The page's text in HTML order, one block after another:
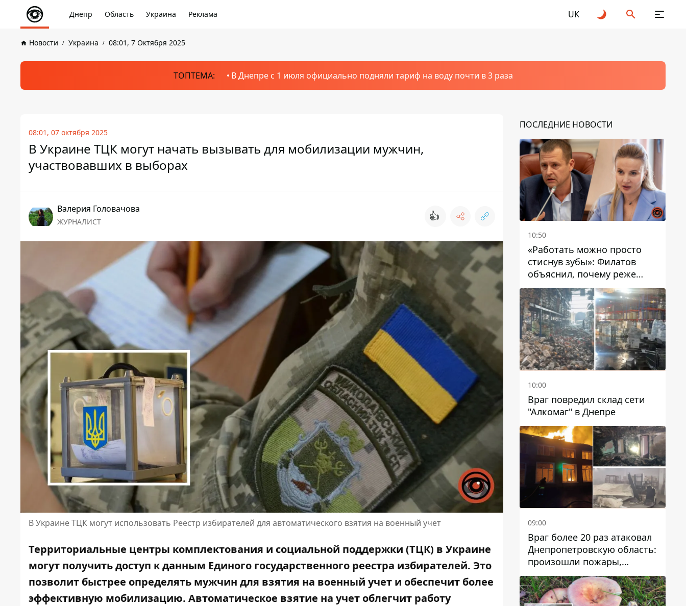
Днепр Область Украина Реклама UK
Новости Украина 08:01, 7 Октября 2025
ТОПТЕМА: В Днепре с 1 июля официально подняли тариф на воду почти в 3 раза
08:01, 07 октября 2025
В Украине ТЦК могут начать вызывать для мобилизации мужчин,
участвовавших в выборах
Валерия Головачова
ЖУРНАЛИСТ 👍
В Украине ТЦК могут использовать Реестр избирателей для автоматического взятия на военный учет
Территориальные центры комплектования и социальной поддержки (ТЦК) в Украине
могут получить доступ к данным Единого государственного реестра избирателей. Это
позволит быстрее определять мужчин для взятия на военный учет и обеспечит более
эффективную мобилизацию. Автоматическое взятие на учет облегчит работу
ПОСЛЕДНИЕ НОВОСТИ
10:50
«Работать можно просто
стиснув зубы»: Филатов
объяснил, почему реже
пишет в соцсетях и
раскритиковал медийность
чиновников
10:00
Враг повредил склад сети
"Алкомаг" в Днепре
09:00
Враг более 20 раз атаковал
Днепропетровскую область:
произошли пожары,
повреждены дома,
инфраструктура и авто